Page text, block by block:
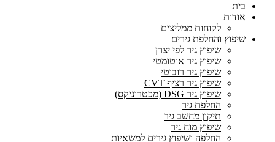
בית
אודות
לקוחות ממליצים
שיפוץ והחלפת גירים
שיפוץ גיר לפי יצרן
שיפוץ גיר אוטומטי
שיפוץ גיר רובוטי
שיפוץ גיר רציף CVT
שיפוץ גיר DSG (מכטרוניקס)
החלפת גיר
תיקון מחשב גיר
שיפוץ מוח גיר
החלפה ושיפוץ גירים למשאיות